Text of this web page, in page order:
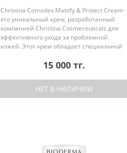
Christina Comodex Mattify & Protect Cream -
это уникальный крем, разработанный
компанией Christina Cosmeceuticals для
эффективного ухода за проблемной
кожей. Этот крем обладает специальной
излишним блеском ..15 000 тг.
НЕТ В НАЛИЧИИ